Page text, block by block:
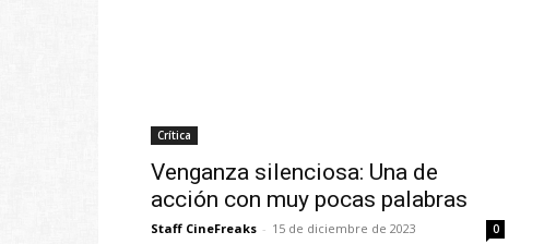
Crítica
Venganza silenciosa: Una de
acción con muy pocas palabras
Staff CineFreaks - 15 de diciembre de 2023 0